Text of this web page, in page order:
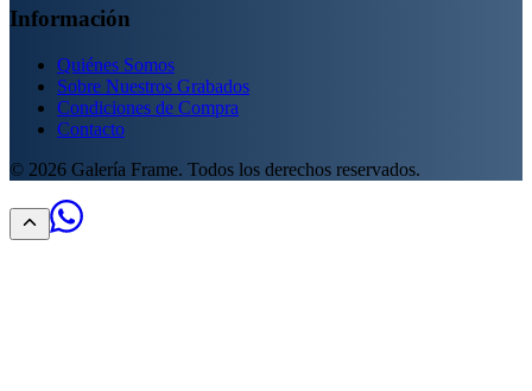
Información
Quiénes Somos
Sobre Nuestros Grabados
Condiciones de Compra
Contacto
© 2026 Galería Frame. Todos los derechos reservados.